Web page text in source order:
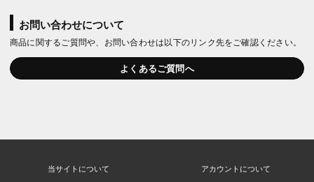
お問い合わせについて
商品に関するご質問や、お問い合わせは以下のリンク先をご確認ください。
よくあるご質問へ
当サイトについて アカウントについて